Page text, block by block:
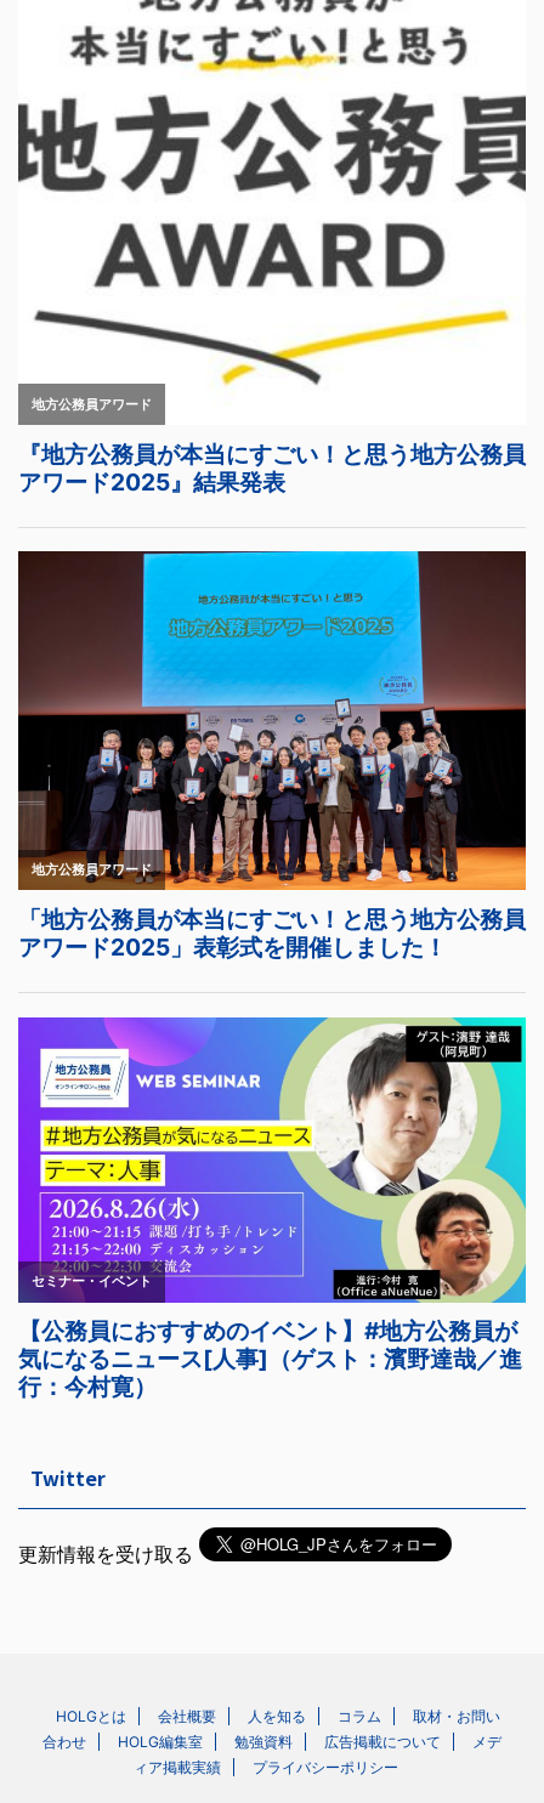
Twitter
更新情報を受け取る
HOLGとは 会社概要 人を知る コラム
取材・お問い
合わせ
HOLG編集室 勉強資料 広告掲載について
メデ
ィア掲載実績
プライバシーポリシー